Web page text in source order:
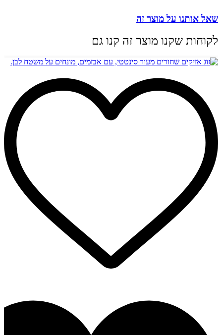
שאל אותנו על מוצר זה
לקוחות שקנו מוצר זה קנו גם